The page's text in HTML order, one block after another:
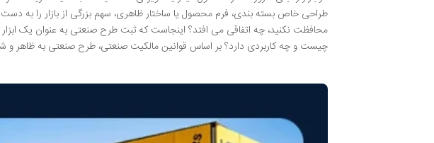
طراحی خاص بسته بندی، فرم محصول یا ساختار ظاهری، سهم بزرگی از بازار را به
محافظت نکنید، چه اتفاقی می افتد؟ اینجاست که ثبت طرح صنعتی به عنوان یک
چیست و چه کاربردی دارد؟ بر اساس قوانین مالکیت صنعتی، طرح صنعتی به